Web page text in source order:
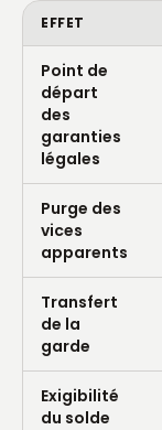
EFFET
Point de
départ
des
garanties
légales
Purge des
vices
apparents
Transfert
de la
garde
Exigibilité
du solde